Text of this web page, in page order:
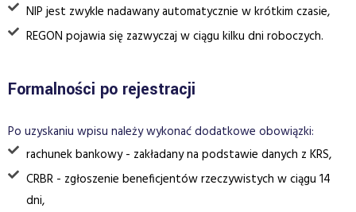
NIP jest zwykle nadawany automatycznie w krótkim czasie,
REGON pojawia się zazwyczaj w ciągu kilku dni roboczych.
Formalności po rejestracji
Po uzyskaniu wpisu należy wykonać dodatkowe obowiązki:
rachunek bankowy - zakładany na podstawie danych z KRS,
CRBR - zgłoszenie beneficjentów rzeczywistych w ciągu 14
dni,